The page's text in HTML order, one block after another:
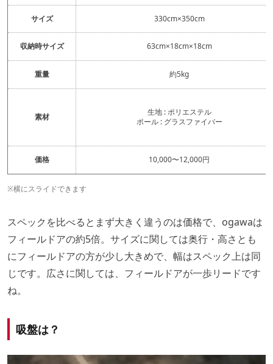
サイズ 330cm×350cm
収納時サイズ 63cm×18cm×18cm
重量 約5kg
素材
生地 : ポリエステル
ポール : グラスファイバー
価格 10,000〜12,000円
※横にスライドできます
スペックを比べるとまず大きく違うのは価格で、ogawaは
フィールドアの約5倍。サイズに関しては奥行・高さとも
にフィールドアの方が少し大きめで、幅はスペック上は同
じです。広さに関しては、フィールドアが一歩リードです
ね。
吸盤は？